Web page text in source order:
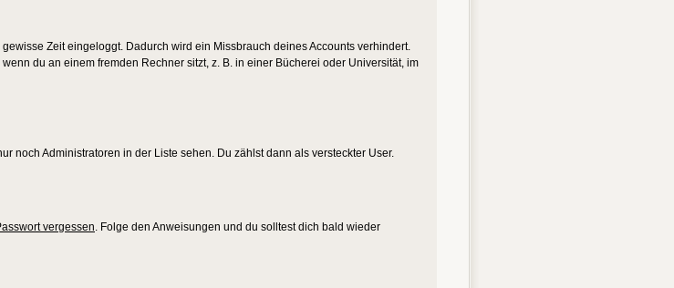
Zeit eingeloggt. Dadurch wird ein Missbrauch deines Accounts verhindert.
du an einem fremden Rechner sitzt, z. B. in einer Bücherei oder Universität, im
noch Administratoren in der Liste sehen. Du zählst dann als versteckter User.
vergessen . Folge den Anweisungen und du solltest dich bald wieder